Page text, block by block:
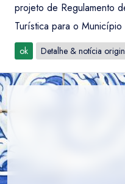
projeto de Regulamento
Turística para o
ok Detalhe & notícia